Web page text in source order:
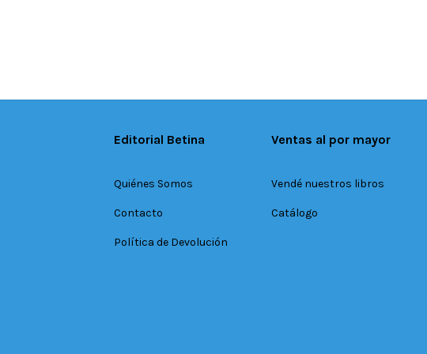
Editorial Betina
Quiénes Somos
Contacto
Política de Devolución
Ventas al por mayor
Vendé nuestros libros
Catálogo